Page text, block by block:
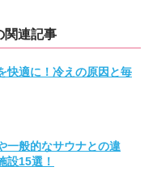
関連記事
快適に！冷えの原因と毎
一般的なサウナとの違
設15選！